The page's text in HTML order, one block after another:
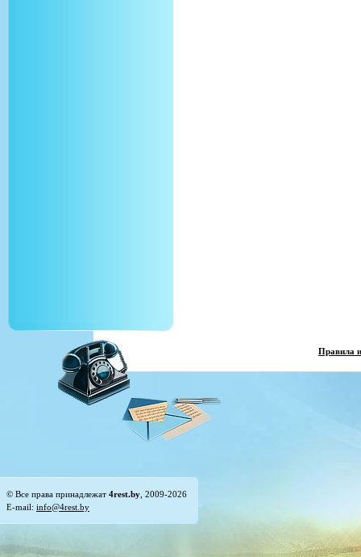
Правила
© Все права принадлежат 4rest.by , 2009-2026
E-mail: info@4rest.by